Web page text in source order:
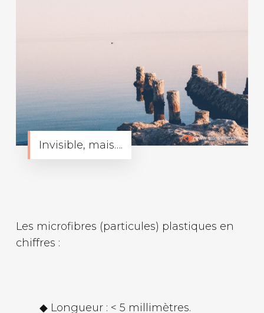
Invisible, mais….
Les microfibres (particules) plastiques en
chiffres :
◆ Longueur : < 5 millimètres.